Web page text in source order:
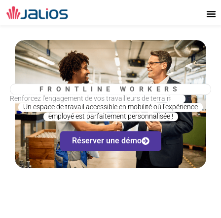
Aller
au
FRONTLINE WORKERS
Renforcez l'engagement de vos travailleurs de terrain
Renforcez l'engagement de vos travailleurs de terrain
Un espace de travail accessible en mobilité où l'expérience
employé est parfaitement personnalisée !
Réserver une démo